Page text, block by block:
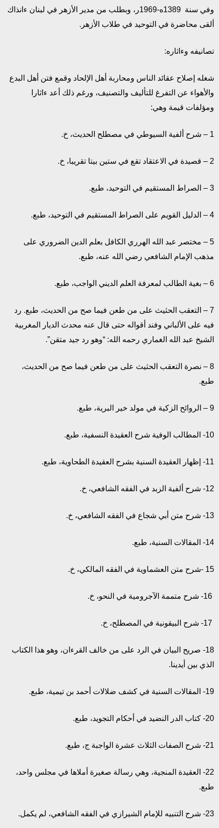
وفي سنة 1389ه-1969ر، وبطلب من مدير الأزهر في لبنان ءانذاك
ألقى محاضرة في التوحيد في طلاب الأزهر.
تصانيفه وءاثاره:
شغله إصلاح عقائد الناس ومحاربة أهل الإلحاد وقمع فتن أهل البدع
والأهواء عن التفرغ للتأليف والتصنيف، ورغم ذلك أعد ءاثارا
ومؤلفات قيمة وهي:
1 – شرح ألفية السيوطي في مصطلح الحديث، خ.
2 – قصيدة في الاعتقاد تقع في ستين بيتا تقريبا، خ.
3 – الصراط المستقيم في التوحيد، طبع.
4 – الدليل القويم على الصراط المستقيم في التوحيد، طبع.
5 – مختصر عبد الله الهرري الكافل بعلم الدين الضروري على
مذهب الإمام الشافعي رضي الله عنه، طبع.
6 – بغية الطالب لمعرفة العلم الديني الواجب، طبع.
7 – التعقب الحثيث على من طعن فيما صح من الحديث، طبع. رد
فيه على الألباني وفند أقواله حتى قال عنه محدث الديار المغربية
الشيخ عبد الله الغماري رحمه الله: “وهو رد جيد متقن”.
8 – نصرة التعقب الحثيث على من طعن فيما صح من الحديث،
طبع.
9 – الروائح الزكية في مولد خير البرية، طبع.
10- المطالب الوفية شرح العقيدة النسفية، طبع.
11- إظهار العقيدة السنية بشرح العقيدة الطحاوية، طبع.
12- شرح ألفية الزبد في الفقه الشافعي، خ.
13- شرح متن أبي شجاع في الفقه الشافعي، خ.
14- المقالات السنية، طبع.
15 -شرح متن العشماوية في الفقه المالكي، خ.
18- صريح البيان في الرد على من خالف القرءان، وهو هذا الكتاب
الذي بين أيدينا.
19- المقالات السنية في كشف ضلالات أحمد بن تيمية، طبع.
20- كتاب الدر النضيد في أحكام التجويد، طبع.
21- شرح الصفات الثلاث عشرة الواجبة ج، طبع.
22- العقيدة المنجية، وهي رسالة صغيرة أملاها في مجلس واحد،
طبع.
23- شرح التنبيه للإمام الشيرازي في الفقه الشافعي، لم يكمل.